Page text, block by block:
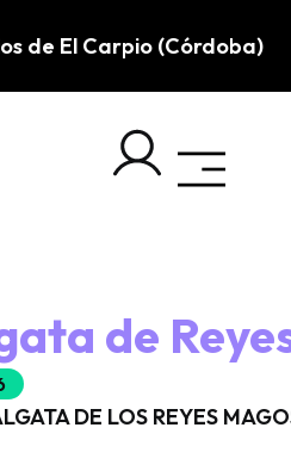
de El Carpio (Córdoba)
de
DE LOS REYES